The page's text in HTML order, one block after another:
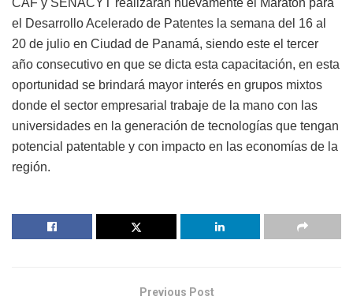
CAF y SENACYT realizarán nuevamente el Maratón para
el Desarrollo Acelerado de Patentes la semana del 16 al
20 de julio en Ciudad de Panamá, siendo este el tercer
año consecutivo en que se dicta esta capacitación, en esta
oportunidad se brindará mayor interés en grupos mixtos
donde el sector empresarial trabaje de la mano con las
universidades en la generación de tecnologías que tengan
potencial patentable y con impacto en las economías de la
región.
Previous Post